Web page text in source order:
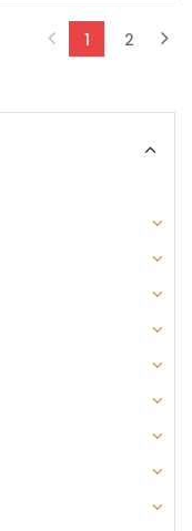
1(current)
2